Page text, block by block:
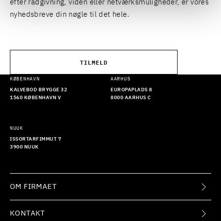
efter rådgivning, viden eller netværksmuligheder, er vores
nyhedsbreve din nøgle til det hele.
TILMELD
KØBENHAVN
KALVEBOD BRYGGE 32
1560 KØBENHAVN V
AARHUS
EUROPAPLADS 8
8000 AARHUS C
NUUK
ISSORTARFIMMUT 7
3900 NUUK
OM FIRMAET
KONTAKT